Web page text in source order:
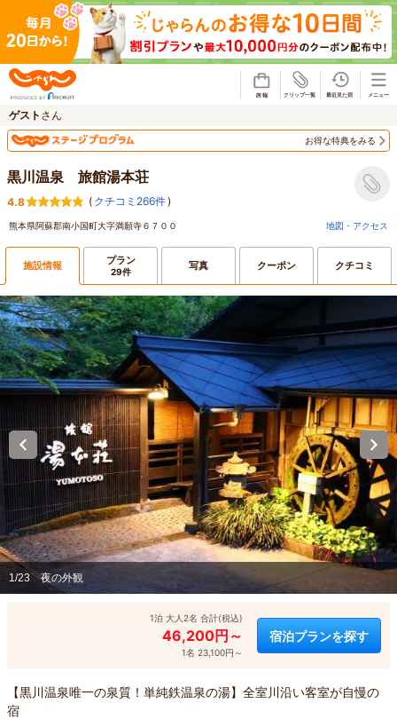
ゲスト さん
お得な特典をみる
黒川温泉 旅館湯本荘
4.8 ( クチコミ266件)
熊本県阿蘇郡南小国町大字満願寺６７００ 地図・アクセス
施設情報 プラン
29件 写真 クーポン クチコミ
1/23 夜の外観
1泊 大人2名 合計(税込)
46,200円～
1名 23,100円～
宿泊プランを探す
【黒川温泉唯一の泉質！単純鉄温泉の湯】全室川沿い客室が自慢の
宿